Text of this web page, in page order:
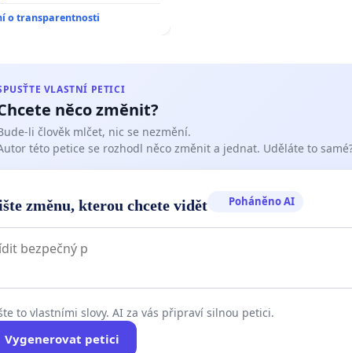
o transparentnosti
VLASTNÍ PETICI
něco změnit?
li člověk mlčet, nic se nezmění.
této petice se rozhodl něco změnit a jednat. Uděláte to
změnu, kterou chcete vidět Poháněno AI
to vlastními slovy. AI za vás připraví silnou petici.
Vygenerovat petici